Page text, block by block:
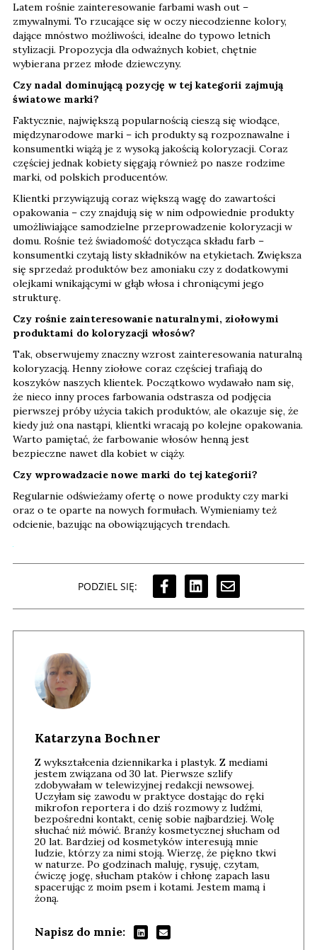
Latem rośnie zainteresowanie farbami wash out –
zmywalnymi. To rzucające się w oczy niecodzienne kolory,
dające mnóstwo możliwości, idealne do typowo letnich
stylizacji. Propozycja dla odważnych kobiet, chętnie
wybierana przez młode dziewczyny.
Czy nadal dominującą pozycję w tej kategorii zajmują
światowe marki?
Faktycznie, największą popularnością cieszą się wiodące,
międzynarodowe marki – ich produkty są rozpoznawalne i
konsumentki wiążą je z wysoką jakością koloryzacji. Coraz
częściej jednak kobiety sięgają również po nasze rodzime
marki, od polskich producentów.
Klientki przywiązują coraz większą wagę do zawartości
opakowania – czy znajdują się w nim odpowiednie produkty
umożliwiające samodzielne przeprowadzenie koloryzacji w
domu. Rośnie też świadomość dotycząca składu farb –
konsumentki czytają listy składników na etykietach. Zwiększa
się sprzedaż produktów bez amoniaku czy z dodatkowymi
olejkami wnikającymi w głąb włosa i chroniącymi jego
strukturę.
Czy rośnie zainteresowanie naturalnymi, ziołowymi
produktami do koloryzacji włosów?
Tak, obserwujemy znaczny wzrost zainteresowania naturalną
koloryzacją. Henny ziołowe coraz częściej trafiają do
koszyków naszych klientek. Początkowo wydawało nam się,
że nieco inny proces farbowania odstrasza od podjęcia
pierwszej próby użycia takich produktów, ale okazuje się, że
kiedy już ona nastąpi, klientki wracają po kolejne opakowania.
Warto pamiętać, że farbowanie włosów henną jest
bezpieczne nawet dla kobiet w ciąży.
Czy wprowadzacie nowe marki do tej kategorii?
Regularnie odświeżamy ofertę o nowe produkty czy marki
oraz o te oparte na nowych formułach. Wymieniamy też
odcienie, bazując na obowiązujących trendach.
PODZIEL SIĘ:
Katarzyna Bochner
Z wykształcenia dziennikarka i plastyk. Z mediami
jestem związana od 30 lat. Pierwsze szlify
zdobywałam w telewizyjnej redakcji newsowej.
Uczyłam się zawodu w praktyce dostając do ręki
mikrofon reportera i do dziś rozmowy z ludźmi,
bezpośredni kontakt, cenię sobie najbardziej. Wolę
słuchać niż mówić. Branży kosmetycznej słucham od
20 lat. Bardziej od kosmetyków interesują mnie
ludzie, którzy za nimi stoją. Wierzę, że piękno tkwi
w naturze. Po godzinach maluję, rysuję, czytam,
ćwiczę jogę, słucham ptaków i chłonę zapach lasu
spacerując z moim psem i kotami. Jestem mamą i
żoną.
Napisz do mnie: